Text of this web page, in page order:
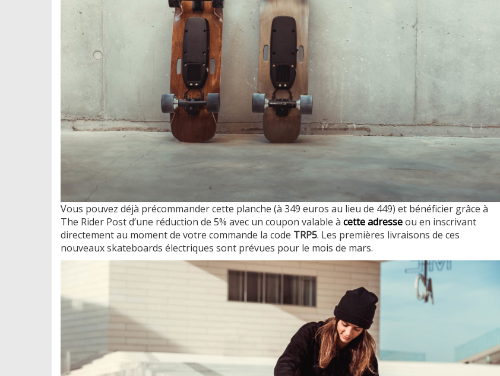
Vous pouvez déjà précommander cette planche (à 349 euros au lieu de 449) et bénéficier grâce à
The Rider Post d’une réduction de 5% avec un coupon valable à cette adresseou en inscrivant
directement au moment de votre commande la code TRP5. Les premières livraisons de ces
nouveaux skateboards électriques sont prévues pour le mois de mars.